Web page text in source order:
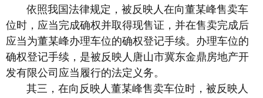
依照我国法律规定，被反映人在向董某峰售卖车
位时，应当完成确权并取得现售证，并在售卖完成后
应当为董某峰办理车位的确权登记手续。办理车位的
确权登记手续，是被反映人唐山市冀东金鼎房地产开
发有限公司应当履行的法定义务。
其三，在向反映人董某峰售卖车位时，被反映人